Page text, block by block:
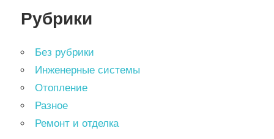
Рубрики
Без рубрики
Инженерные системы
Отопление
Разное
Ремонт и отделка